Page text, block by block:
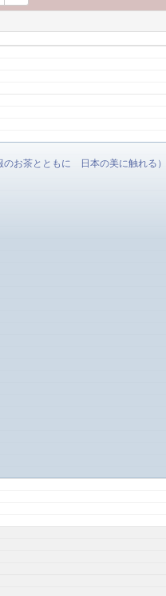
のお茶とともに 日本の美に触れる）